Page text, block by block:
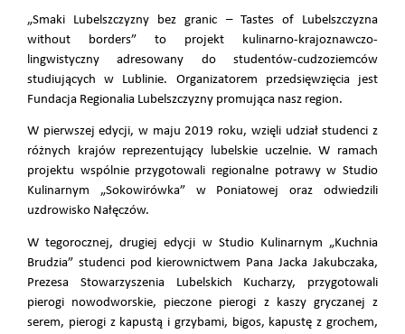
„Smaki Lubelszczyzny bez granic – Tastes of Lubelszczyzna
without borders” to projekt kulinarno-krajoznawczo-
lingwistyczny adresowany do studentów-cudzoziemców
studiujących w Lublinie. Organizatorem przedsięwzięcia jest
Fundacja Regionalia Lubelszczyzny promująca nasz region.
W pierwszej edycji, w maju 2019 roku, wzięli udział studenci z
różnych krajów reprezentujący lubelskie uczelnie. W ramach
projektu wspólnie przygotowali regionalne potrawy w Studio
Kulinarnym „Sokowirówka” w Poniatowej oraz odwiedzili
uzdrowisko Nałęczów.
W tegorocznej, drugiej edycji w Studio Kulinarnym „Kuchnia
Brudzia” studenci pod kierownictwem Pana Jacka Jakubczaka,
Prezesa Stowarzyszenia Lubelskich Kucharzy, przygotowali
pierogi nowodworskie, pieczone pierogi z kaszy gryczanej z
serem, pierogi z kapustą i grzybami, bigos, kapustę z grochem,